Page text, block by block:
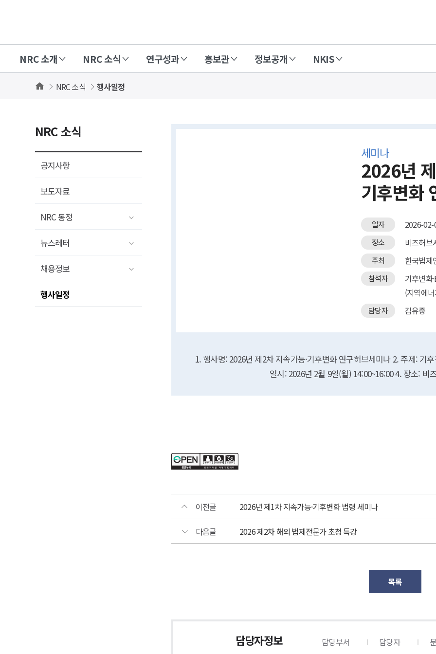
인
문
(NRC)
NRC 소개 NRC 소식 연구성과 홍보관 정보공개 NKIS
HomeNRC 소식 행사일정
NRC 소식
공지사항
보도자료
NRC 동정
뉴스레터
채용정보
행사일정
세미나
2026년
기후변화
일자 2026-02-
장소 비즈허브
주최 한국법제
참석자
기후변화
(지역에
담당자 김유중
1. 행사명: 2026년 제2차 지속가능·기후변화 연구허브세미나 2. 주제: 기
일시: 2026년 2월 9일(월) 14:00~16:00 4. 장소: 비
이전글 2026년 제1차 지속가능·기후변화 법령 세미나
다음글 2026 제2차 해외 법제전문가 초청 특강
목록
담당자정보 담당부서 담당자